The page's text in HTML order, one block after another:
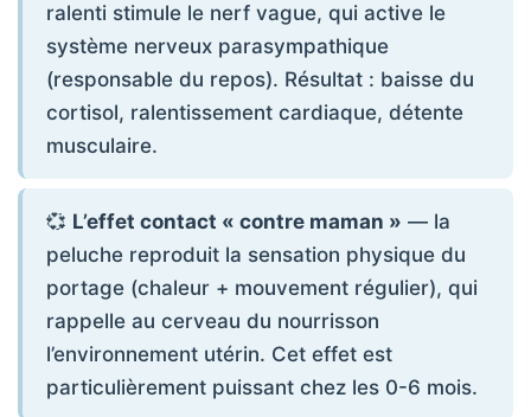
ralenti stimule le nerf vague, qui active le
système nerveux parasympathique
(responsable du repos). Résultat : baisse du
cortisol, ralentissement cardiaque, détente
musculaire.
💞 L’effet contact « contre maman » — la
peluche reproduit la sensation physique du
portage (chaleur + mouvement régulier), qui
rappelle au cerveau du nourrisson
l’environnement utérin. Cet effet est
particulièrement puissant chez les 0-6 mois.